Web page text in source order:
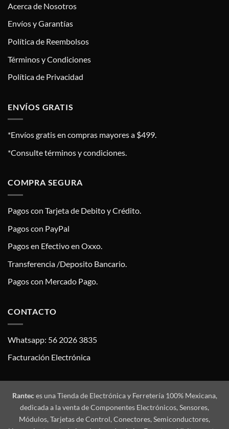
Acerca de Nosotros
Envíos y Garantías
Política de Reembolsos
Términos y Condiciones
Política de Privacidad
ENVÍOS GRATIS
*Envíos gratis en compras mayores a $499.
*Consulte términos y condiciones.
COMPRA SEGURA
Pagos con Tarjeta de Debito y Crédito.
Pagos con PayPal
Pagos en Efectivo en Oxxo.
Transferencia /Deposito Bancario.
Pagos con Mercado Pago.
CONTACTO
Whatsapp: 56 2026 3835
Facturación Electrónica
Ranteces una Tienda de Electrónica y Ferretería 100% Mexicana,
dedicada a la venta de Componentes Electrónicos, Sensores,
Módulos, Tarjetas de Control, Conectores, Semiconductores,